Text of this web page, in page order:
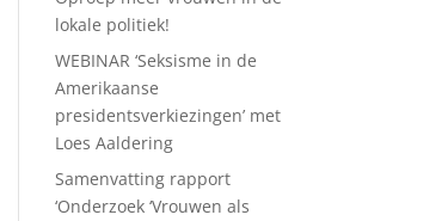
lokale politiek!
WEBINAR ‘Seksisme in de
Amerikaanse
presidentsverkiezingen’ met
Loes Aaldering
Samenvatting rapport
‘Onderzoek ‘Vrouwen als